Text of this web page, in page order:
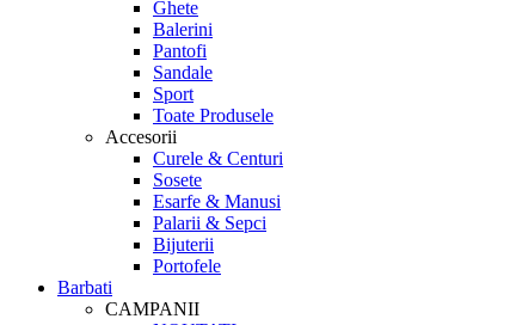
Ghete
Balerini
Pantofi
Sandale
Sport
Toate Produsele
Accesorii
Curele & Centuri
Sosete
Esarfe & Manusi
Palarii & Sepci
Bijuterii
Portofele
Barbati
CAMPANII